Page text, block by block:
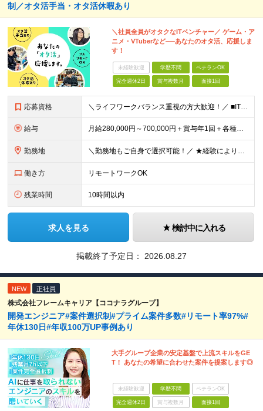
制／オタ活手当・オタ活休暇あり
＼社員全員がオタクなITベンチャー／ ゲーム・ア
ニメ・VTuberなど──あなたのオタ活、応援しま
す！
未経験歓迎 学歴不問 ベテランOK
完全週休2日 賞与複数月 面接1回
応募資格 ＼ライフワークバランス重視の方大歓迎！／ ■IT業界で何かしらの実務経験をお持ちの方（1年以上） ※技術領域や工程は不問です。 ＼こんな方はぜひご応募ください！／ ★何かに熱中できる方 ★趣味も仕事
給与 月給280,000円～700,000円＋賞与年1回＋各種手当 ★上記にはみなし残業代として月30時間分（47,750円～130,424円）を含みます。超過分は別途支給します ★経験やスキル、キャリアの
勤務地 ＼勤務地もご自身で選択可能！／ ★経験によりフルリモートも対応いたします！ ★関東への転居を希望する場合は引っ越し補助あり！ 全国からのご応募お待ちしております！ ・首都圏（東京都、神奈川県、埼玉県
働き方 リモートワークOK
残業時間 10時間以内
求人を見る 検討中に入れる
掲載終了予定日： 2026.08.27
NEW 正社員
株式会社フレームキャリア【ココナラグループ】
開発エンジニア#案件選択制#プライム案件多数#リモート率97%#
年休130日#年収100万UP事例あり
大手グループ企業の安定基盤で上流スキルをGE
T！ あなたの希望に合わせた案件を提案します◎
未経験歓迎 学歴不問 ベテランOK
完全週休2日 賞与複数月 面接1回